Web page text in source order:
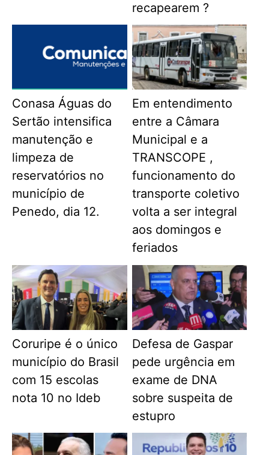
recapearem ?
Conasa Águas do
Sertão intensifica
manutenção e
limpeza de
reservatórios no
município de
Penedo, dia 12.
Em entendimento
entre a Câmara
Municipal e a
TRANSCOPE ,
funcionamento do
transporte coletivo
volta a ser integral
aos domingos e
feriados
Coruripe é o único
município do Brasil
com 15 escolas
nota 10 no Ideb
Defesa de Gaspar
pede urgência em
exame de DNA
sobre suspeita de
estupro